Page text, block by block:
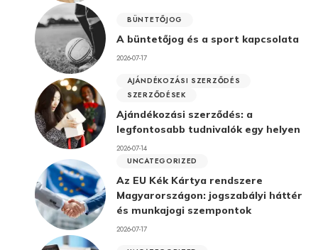
BÜNTETŐJOG
A büntetőjog és a sport kapcsolata
2026-07-17
AJÁNDÉKOZÁSI SZERZŐDÉS
SZERZŐDÉSEK
Ajándékozási szerződés: a
legfontosabb tudnivalók egy helyen
2026-07-14
UNCATEGORIZED
Az EU Kék Kártya rendszere
Magyarországon: jogszabályi háttér
és munkajogi szempontok
2026-07-17